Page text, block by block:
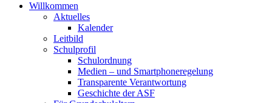
Willkommen
Aktuelles
Kalender
Leitbild
Schulprofil
Schulordnung
Medien – und Smartphoneregelung
Transparente Verantwortung
Geschichte der ASF